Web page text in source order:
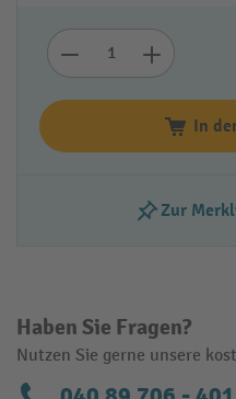
In
Zur
Haben Sie Fragen?
Nutzen Sie gerne unsere